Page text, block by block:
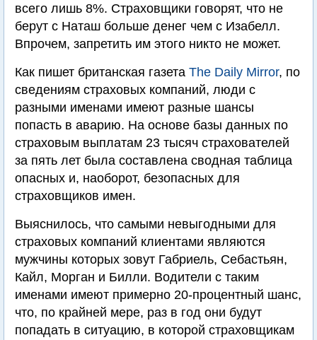
всего лишь 8%. Страховщики говорят, что не
берут с Наташ больше денег чем с Изабелл.
Впрочем, запретить им этого никто не может.
Как пишет британская газета The Daily Mirror, по
сведениям страховых компаний, люди с
разными именами имеют разные шансы
попасть в аварию. На основе базы данных по
страховым выплатам 23 тысяч страхователей
за пять лет была составлена сводная таблица
опасных и, наоборот, безопасных для
страховщиков имен.
Выяснилось, что самыми невыгодными для
страховых компаний клиентами являются
мужчины которых зовут Габриель, Себастьян,
Кайл, Морган и Билли. Водители с таким
именами имеют примерно 20-процентный шанс,
что, по крайней мере, раз в год они будут
попадать в ситуацию, в которой страховщикам